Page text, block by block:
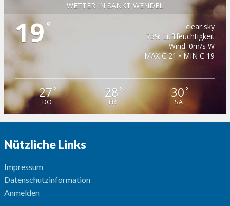
WETTER IN SANKT WENDEL
19°
clear sky
73% Luftfeuchtigkeit
Wind: 0m/s W
MAX C 21 • MIN C 19
27°
DO
28 °
FR
30°
SA
Nützliche Links
Impressum
Datenschutzinformation
Anmelden